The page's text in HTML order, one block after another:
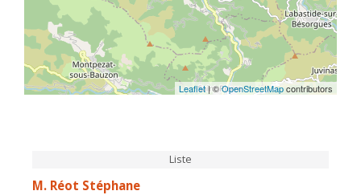
Leaflet| ©OpenStreetMapcontributors
Liste
M. Réot Stéphane